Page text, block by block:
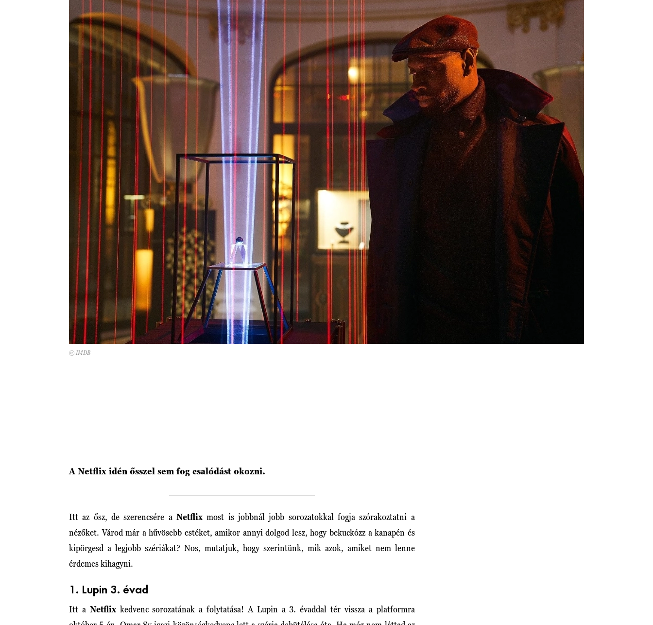
© IMDB
A Netflix idén ősszel sem fog csalódást okozni.
Itt az ősz, de szerencsére a Netflixmost is jobbnál jobb sorozatokkal fogja szórakoztatni a
nézőket. Várod már a hűvösebb estéket, amikor annyi dolgod lesz, hogy bekuckózz a kanapén és
kipörgesd a legjobb szériákat? Nos, mutatjuk, hogy szerintünk, mik azok, amiket nem lenne
érdemes kihagyni.
1. Lupin 3. évad
Itt a Netflix kedvenc sorozatának a folytatása! A Lupin a 3. évaddal tér vissza a platformra